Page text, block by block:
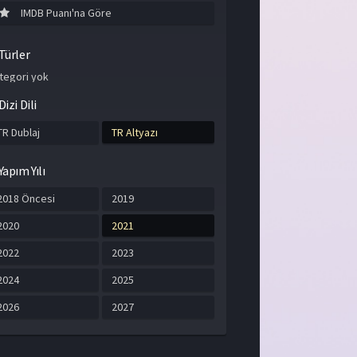
IMDB Puanı'na Göre
yok
Dili
Dublaj TR Altyazı
Yılı
Öncesi
2019
2021
2023
2025
2027